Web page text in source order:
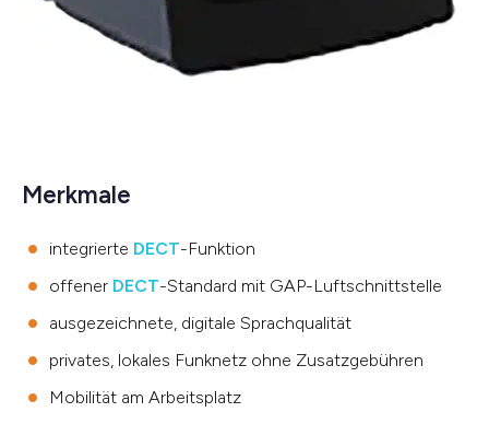
Merkmale
integrierte DECT-Funktion
offener DECT-Standard mit GAP-Luftschnittstelle
ausgezeichnete, digitale Sprachqualität
privates, lokales Funknetz ohne Zusatzgebühren
Mobilität am Arbeitsplatz